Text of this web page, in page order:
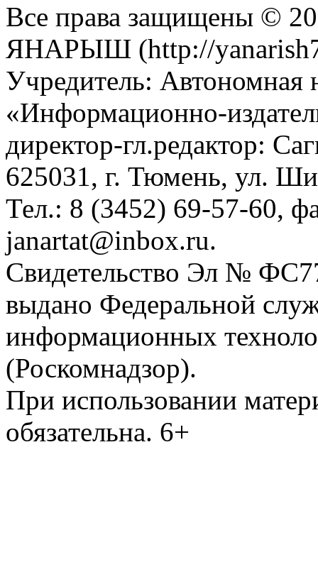
Все права защищены ©
ЯНАРЫШ (http://
Учредитель: Автономная
«Информационно-
директор-гл.редактор:
625031, г. Тюмень, ул.
Тел.: 8 (3452) 69-57-60,
janartat@inbox.ru.
Свидетельство Эл №
выдано Федеральной
информационных
(Роскомнадзор).
При использовании
обязательна. 6+